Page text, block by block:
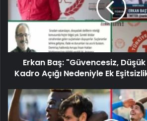
Erkan Baş: "Güvencesiz,
Kadro Açığı Nedeniyle Ek